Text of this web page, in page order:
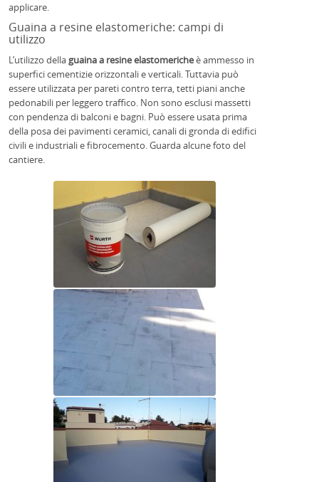
applicare.
Guaina a resine elastomeriche: campi di
utilizzo
L’utilizzo dellaguaina a resine elastomericheè ammesso in
superfici cementizie orizzontali e verticali. Tuttavia può
essere utilizzata per pareti contro terra, tetti piani anche
pedonabili per leggero traffico. Non sono esclusi massetti
con pendenza di balconi e bagni. Può essere usata prima
della posa dei pavimenti ceramici, canali di gronda di edifici
civili e industriali e fibrocemento. Guarda alcune foto del
cantiere.